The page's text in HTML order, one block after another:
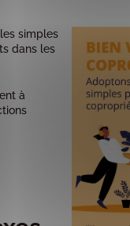
simples
dans les
à